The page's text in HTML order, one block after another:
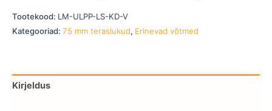
Tootekood: LM-ULPP-LS-KD-V
Kategooriad: 75 mm teraslukud, Erinevad võtmed
Kirjeldus